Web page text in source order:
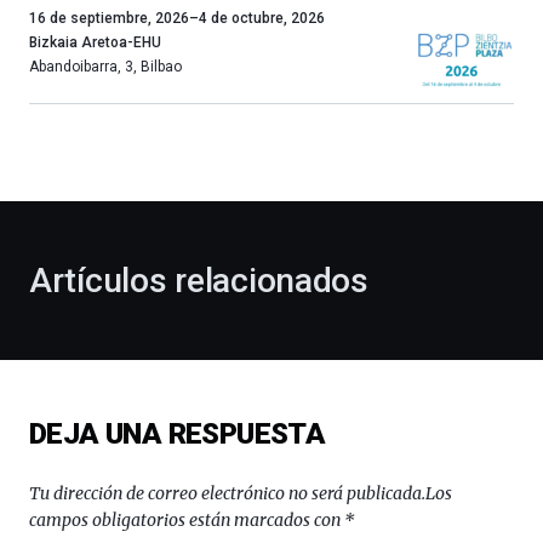
Un
año
más,
celebración
novena
Bilbo
(BZP),
un
16 de septiembre, 2026–4 de octubre, 2026
Bizkaia Aretoa-EHU
Abandoibarra, 3, Bilbao
Artículos relacionados
DEJA UNA RESPUESTA
Tu dirección de correo electrónico no será publicada.Los
campos obligatorios están marcados con *